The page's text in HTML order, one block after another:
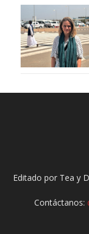
Editado por Tea y
Contáctanos: